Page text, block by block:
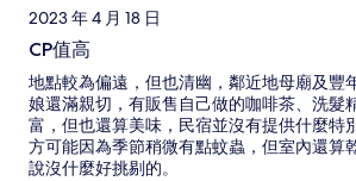
2023 年 4 月 18 日
CP值高
地點較為偏遠，但也清幽，鄰近地母廟及豐
娘還滿親切，有販售自己做的咖啡茶、洗髮
富，但也還算美味，民宿並沒有提供什麼特
方可能因為季節稍微有點蚊蟲，但室內還算
說沒什麼好挑剔的。